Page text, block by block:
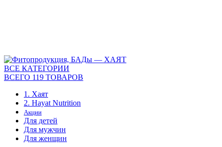
ВСЕ КАТЕГОРИИ
ВСЕГО 119 ТОВАРОВ
1. Хаят
2. Hayat Nutrition
Акции
Для детей
Для мужчин
Для женщин